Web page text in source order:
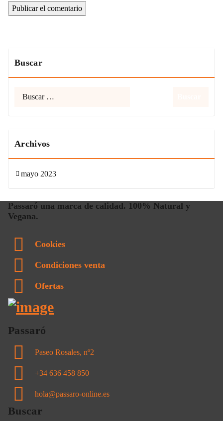
Buscar
Buscar:
Archivos
mayo 2023
Passaró una marca de calidad. 100% Natural y
Vegana.
Cookies
Condiciones venta
Ofertas
Passaró
Paseo Rosales, nº2
+34 636 458 850
hola@passaro-online.es
Buscar